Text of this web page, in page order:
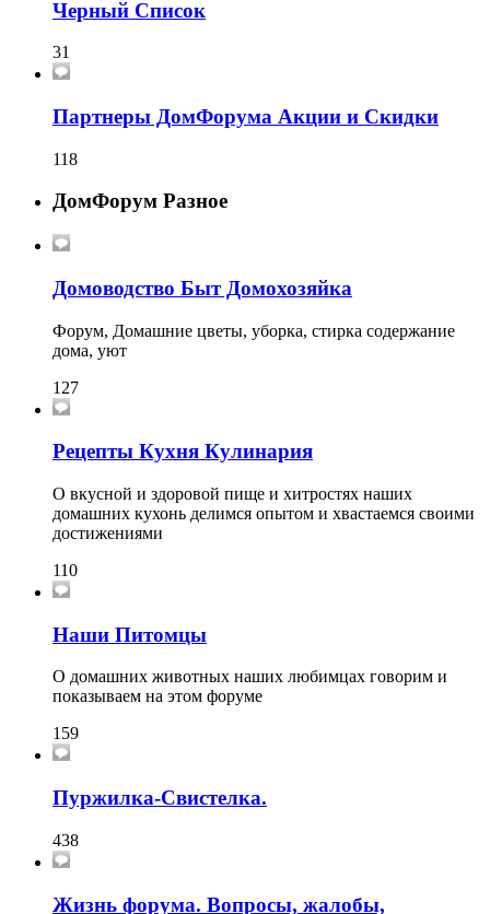
Черный Список
31
Партнеры ДомФорума Акции и Скидки
118
ДомФорум Разное
Домоводство Быт Домохозяйка
Форум, Домашние цветы, уборка, стирка содержание
дома, уют
127
Рецепты Кухня Кулинария
О вкусной и здоровой пище и хитростях наших
домашних кухонь делимся опытом и хвастаемся своими
достижениями
110
Наши Питомцы
О домашних животных наших любимцах говорим и
показываем на этом форуме
159
Пуржилка-Свистелка.
438
Жизнь форума. Вопросы, жалобы,